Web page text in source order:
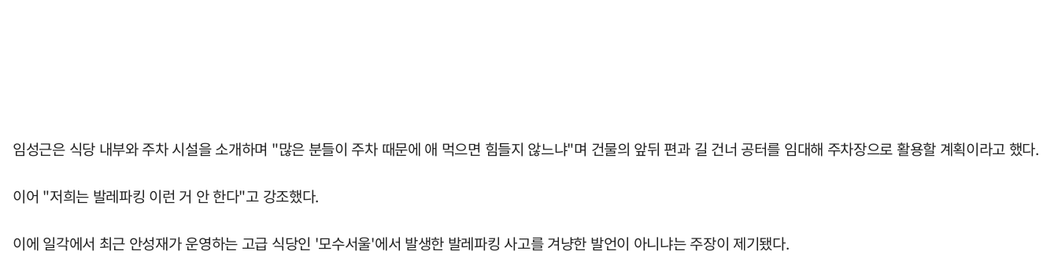
임성근은 식당 내부와 주차 시설을 소개하며 "많은 분들이 주차 때문에 애 먹으면 힘들지 않느냐"며 건물의 앞뒤 편과 길 건너 공터를 임대해 주차장으로 활용할 계획이라고 했다.
이어 "저희는 발레파킹 이런 거 안 한다"고 강조했다.
이에 일각에서 최근 안성재가 운영하는 고급 식당인 '모수서울'에서 발생한 발레파킹 사고를 겨냥한 발언이 아니냐는 주장이 제기됐다.